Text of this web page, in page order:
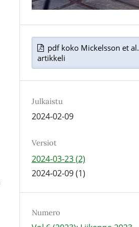
pdf koko Mickelsson et al.
artikkeli
Julkaistu
2024-02-09
Versiot
2024-03-23 (2)
2024-02-09 (1)
Numero